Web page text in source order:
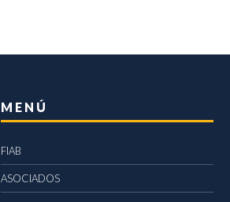
MENÚ
FIAB
ASOCIADOS